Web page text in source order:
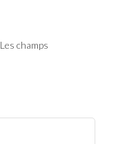
Les champs